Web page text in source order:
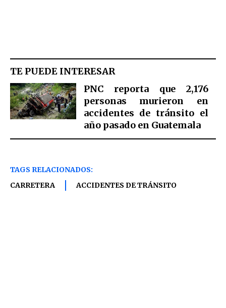
TE PUEDE INTERESAR
PNC reporta que 2,176
personas murieron en
accidentes de tránsito el
año pasado en Guatemala
TAGS RELACIONADOS:
CARRETERA
ACCIDENTES DE TRÁNSITO